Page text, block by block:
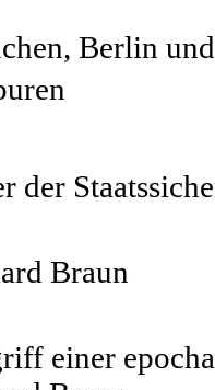
Berlin
der
Braun
einer